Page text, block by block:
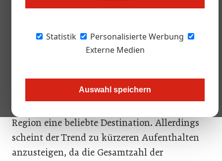
Statistik
Personalisierte Werbung
Externe Medien
Auswahl speichern
Burgenlands Tourismus befindet sich im Aufwärtstrend - trotz
Kurzurlaube bleiben in Mode. Das zeigen
Burgenland Tourismus. Mit rund 85.200
Ankünften im April 2023, einem Plus von 5,2
Region eine beliebte Destination. Allerdings
scheint der Trend zu kürzeren Aufenthalten
anzusteigen, da die Gesamtzahl der